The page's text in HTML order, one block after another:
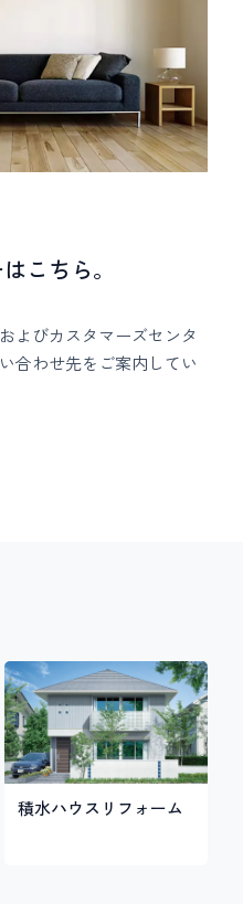
こちら。
よびカスタマーズセンタ
合わせ先をご案内してい
積水ハウスリフォーム